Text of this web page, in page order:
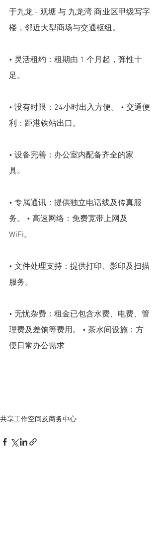
于九龙 - 观塘 与 九龙湾 商业区甲级写字
楼，邻近大型商场与交通枢纽。
• 灵活租约：租期由 1 个月起，弹性十
足。
• 没有时限：24小时出入方便。 • 交通便
利：距港铁站出口。
• 设备完善：办公室内配备齐全的家
具。
• 专属通讯：提供独立电话线及传真服
务。 • 高速网络：免费宽带上网及
WiFi。
• 文件处理支持：提供打印、影印及扫描
服务。
• 无忧杂费：租金已包含水费、电费、管
理费及差饷等费用。 • 茶水间设施：方
便日常办公需求
共享工作空间及商务中心